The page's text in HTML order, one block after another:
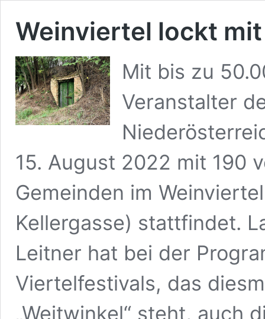
Weinviertel lockt
Mit bis zu
Veranstalter
15. August 2022 mit 190
Gemeinden im
Kellergasse) stattfindet.
Leitner hat bei der
Viertelfestivals, das
„Weitwinkel“ steht, auch